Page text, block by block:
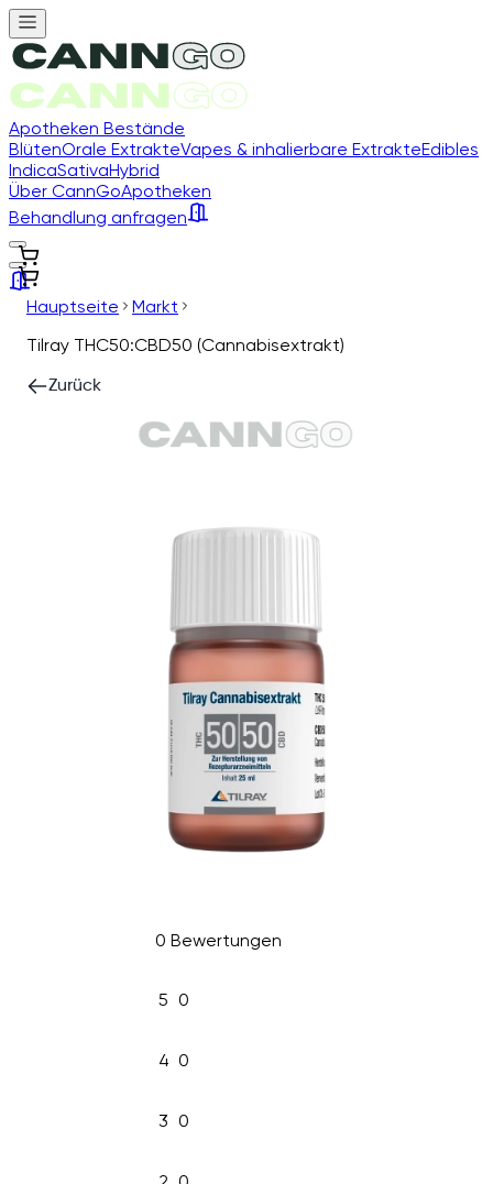
Apotheken Bestände
BlütenOrale ExtrakteVapes & inhalierbare ExtrakteEdibles
IndicaSativaHybrid
Über CannGoApotheken
Behandlung anfragen
Hauptseite
Markt
Tilray THC50:CBD50 (Cannabisextrakt)
Zurück
0 Bewertungen
5 0
4 0
3 0